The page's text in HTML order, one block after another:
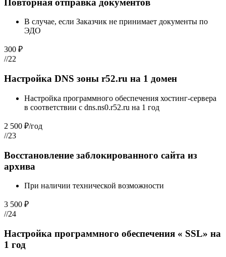
Повторная отправка документов
В случае, если Заказчик не принимает документы по
ЭДО
300 ₽
//22
Настройка DNS зоны r52.ru на 1 домен
Настройка программного обеспечения хостинг-сервера
в соответствии с dns.ns0.r52.ru на 1 год
2 500 ₽/год
//23
Восстановление заблокированного сайта из
архива
При наличии технической возможности
3 500 ₽
//24
Настройка программного обеспечения « SSL» на
1 год